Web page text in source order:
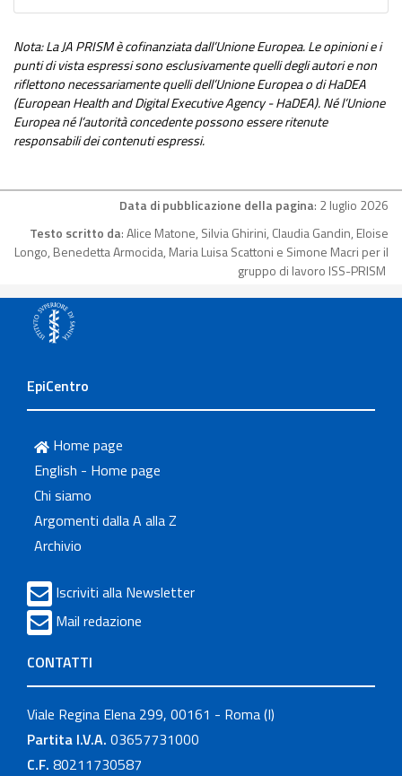
Nota: La JA PRISM è cofinanziata dall’Unione Europea. Le opinioni e i
punti di vista espressi sono esclusivamente quelli degli autori e non
riflettono necessariamente quelli dell’Unione Europea o di HaDEA
(European Health and Digital Executive Agency - HaDEA). Né l’Unione
Europea né l’autorità concedente possono essere ritenute
responsabili dei contenuti espressi.
Data di pubblicazione della pagina: 2 luglio 2026
Testo scritto da: Alice Matone, Silvia Ghirini, Claudia Gandin, Eloise
Longo, Benedetta Armocida, Maria Luisa Scattoni e Simone Macri per il
gruppo di lavoro ISS-PRISM
EpiCentro
Home page
English - Home page
Chi siamo
Argomenti dalla A alla Z
Archivio
Iscriviti alla Newsletter
Mail redazione
CONTATTI
Viale Regina Elena 299, 00161 - Roma (I)
Partita I.V.A. 03657731000
C.F. 80211730587